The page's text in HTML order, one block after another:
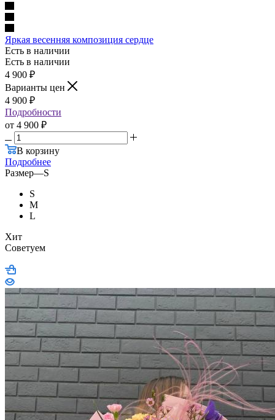
Яркая весенняя композиция сердце
Есть в наличии
Есть в наличии
4 900 ₽
Варианты цен
4 900 ₽
Подробности
от 4 900 ₽
В корзину
Подробнее
Размер—S
S
M
L
Хит
Советуем